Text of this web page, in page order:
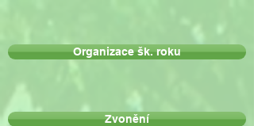
Organizace šk. roku
Zvonění